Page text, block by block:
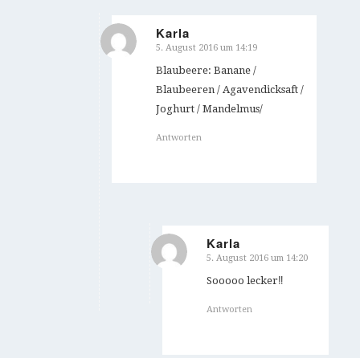
Karla
sagte:
5. August 2016 um 14:19
Blaubeere: Banane /
Blaubeeren / Agavendicksaft /
Joghurt / Mandelmus/
Antworten
Karla
sagte:
5. August 2016 um 14:20
Sooooo lecker‼️
Antworten